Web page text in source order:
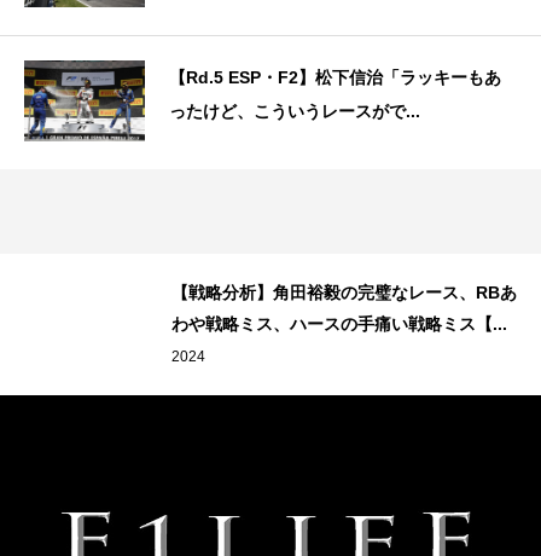
【Rd.5 ESP・F2】松下信治「ラッキーもあ
ったけど、こういうレースがで...
【戦略分析】角田裕毅の完璧なレース、RBあ
わや戦略ミス、ハースの手痛い戦略ミス【...
2024